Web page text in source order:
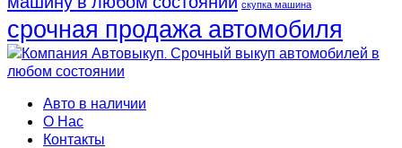
скупка машина
срочная продажа автомобиля
Авто в наличии
О Нас
Контакты